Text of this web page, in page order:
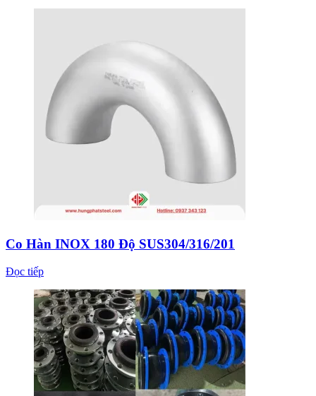
Co Hàn INOX 180 Độ SUS304/316/201
Đọc tiếp